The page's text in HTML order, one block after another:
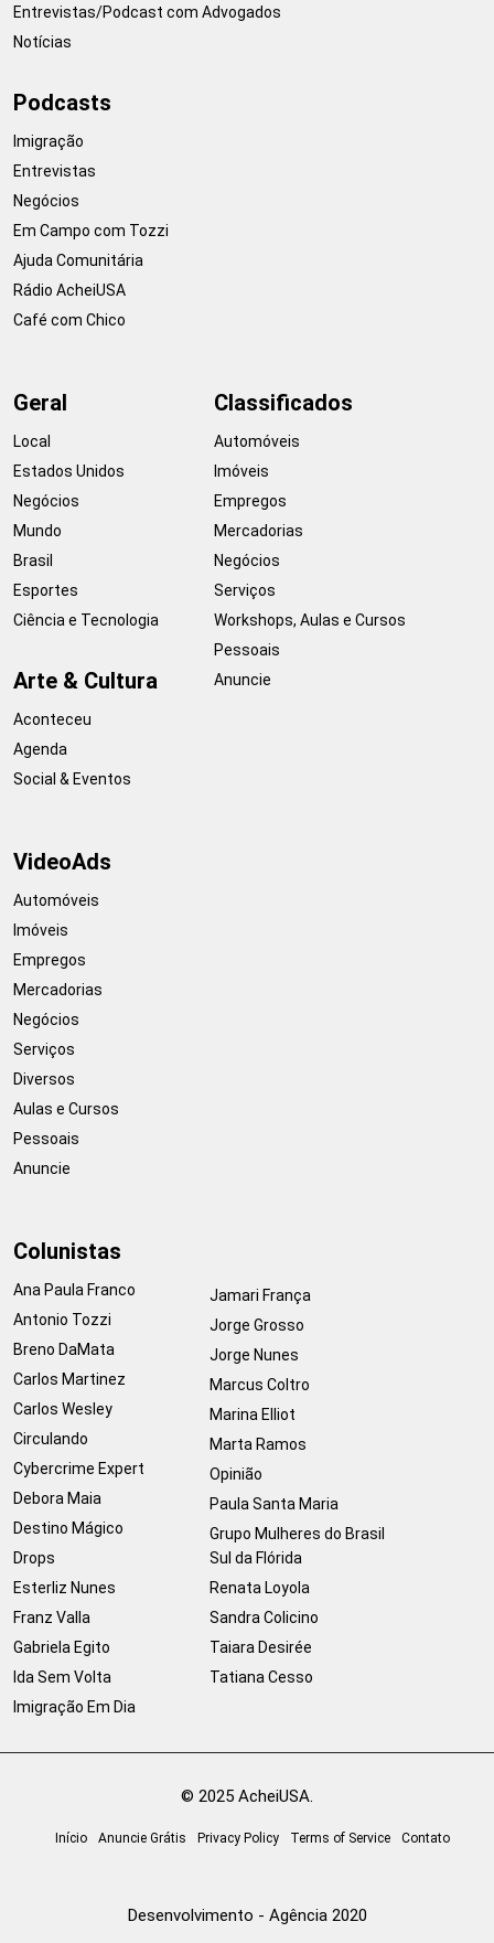
Entrevistas/Podcast com Advogados
Notícias
Podcasts
Imigração
Entrevistas
Negócios
Em Campo com Tozzi
Ajuda Comunitária
Rádio AcheiUSA
Café com Chico
Geral
Local
Estados Unidos
Negócios
Mundo
Brasil
Esportes
Ciência e Tecnologia
Arte & Cultura
Aconteceu
Agenda
Social & Eventos
Classificados
Automóveis
Imóveis
Empregos
Mercadorias
Negócios
Serviços
Workshops, Aulas e Cursos
Pessoais
Anuncie
VideoAds
Automóveis
Imóveis
Empregos
Mercadorias
Negócios
Serviços
Diversos
Aulas e Cursos
Pessoais
Anuncie
Colunistas
Ana Paula Franco
Antonio Tozzi
Breno DaMata
Carlos Martinez
Carlos Wesley
Circulando
Cybercrime Expert
Debora Maia
Destino Mágico
Drops
Esterliz Nunes
Franz Valla
Gabriela Egito
Ida Sem Volta
Imigração Em Dia
Jamari França
Jorge Grosso
Jorge Nunes
Marcus Coltro
Marina Elliot
Marta Ramos
Opinião
Paula Santa Maria
Grupo Mulheres do Brasil
Sul da Flórida
Renata Loyola
Sandra Colicino
Taiara Desirée
Tatiana Cesso
© 2025 AcheiUSA.
Início Anuncie Grátis Privacy Policy Terms of Service Contato
Desenvolvimento - Agência 2020